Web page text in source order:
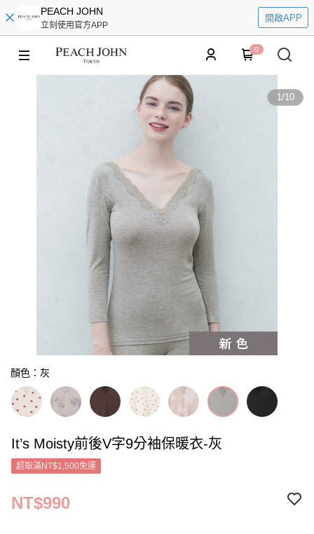
PEACH JOHN
立刻使用官方APP
開啟APP
0
1/10
顏色：灰
It’s Moisty前後V字9分袖保暖衣-灰
超取滿NT$1,500免運
NT$990